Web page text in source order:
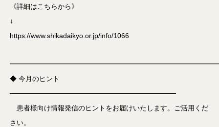
《詳細はこちらから》
↓
https://www.shikadaikyo.or.jp/info/1066
◆ 今月のヒント
──────────────────────────────────
患者様向け情報発信のヒントをお届けいたします。ご活用くだ
さい。